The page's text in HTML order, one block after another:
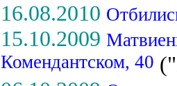
16.08.2010
15.10.2009
Комендантском, 40